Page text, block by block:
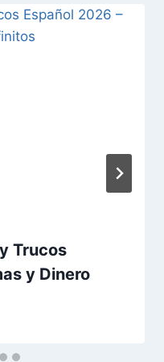
Trucos
y Dinero